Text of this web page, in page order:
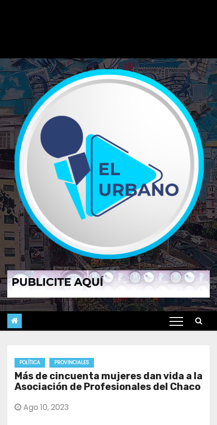
POLÍTICA PROVINCIALES
Más de cincuenta mujeres dan vida a la
Asociación de Profesionales del Chaco
Ago 10, 2023